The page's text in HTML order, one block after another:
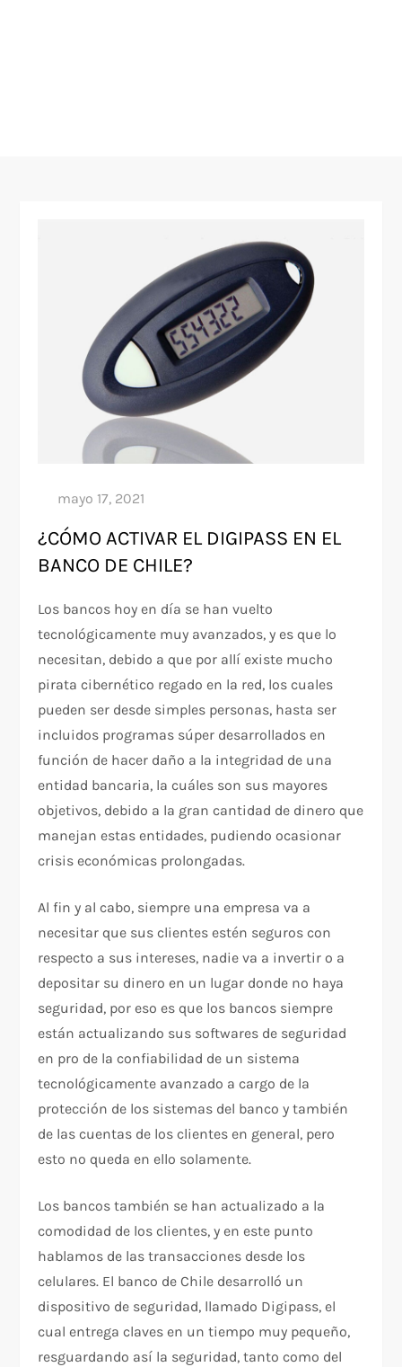
¿CÓMO ACTIVAR EL DIGIPASS EN EL
BANCO DE CHILE?
Los bancos hoy en día se han vuelto
tecnológicamente muy avanzados, y es que lo
necesitan, debido a que por allí existe mucho
pirata cibernético regado en la red, los cuales
pueden ser desde simples personas, hasta ser
incluidos programas súper desarrollados en
función de hacer daño a la integridad de una
entidad bancaria, la cuáles son sus mayores
objetivos, debido a la gran cantidad de dinero que
manejan estas entidades, pudiendo ocasionar
crisis económicas prolongadas.
Al fin y al cabo, siempre una empresa va a
necesitar que sus clientes estén seguros con
respecto a sus intereses, nadie va a invertir o a
depositar su dinero en un lugar donde no haya
seguridad, por eso es que los bancos siempre
están actualizando sus softwares de seguridad
en pro de la confiabilidad de un sistema
tecnológicamente avanzado a cargo de la
protección de los sistemas del banco y también
de las cuentas de los clientes en general, pero
esto no queda en ello solamente.
Los bancos también se han actualizado a la
comodidad de los clientes, y en este punto
hablamos de las transacciones desde los
celulares. El banco de Chile desarrolló un
dispositivo de seguridad, llamado Digipass, el
cual entrega claves en un tiempo muy pequeño,
resguardando así la seguridad, tanto como del